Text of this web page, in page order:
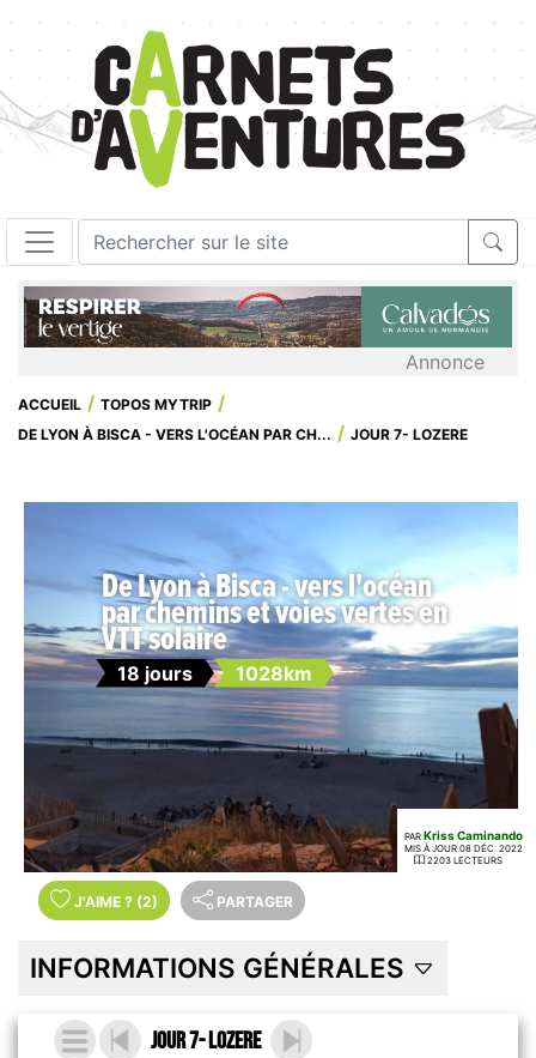
Annonce
ACCUEIL
TOPOS MYTRIP
DE LYON À BISCA - VERS L'OCÉAN PAR CH...
JOUR 7- LOZERE
De Lyon à Bisca - vers l'océan
par chemins et voies vertes en
VTT solaire
18 jours 1028km
PAR Kriss Caminando
MIS À JOUR 08 DÉC. 2022
2203 LECTEURS
J'AIME ? (2) PARTAGER
INFORMATIONS GÉNÉRALES
Jour 7- Lozere